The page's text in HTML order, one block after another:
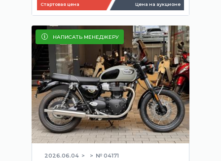
Стартовая цена Цена на аукционе
НАПИСАТЬ МЕНЕДЖЕРУ
2026.06.04 № 04171